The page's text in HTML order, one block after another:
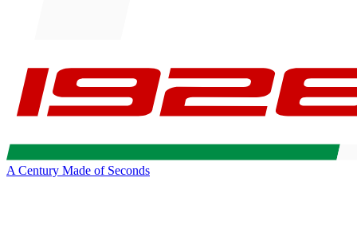
A Century Made of Seconds